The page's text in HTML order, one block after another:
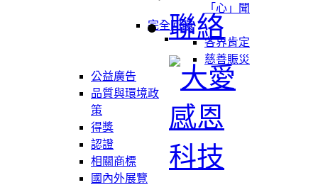
「心」聞
完全回饋
各界肯定
慈善賑災
公益廣告
品質與環境政
策
得獎
認證
相關商標
國內外展覽
聯絡